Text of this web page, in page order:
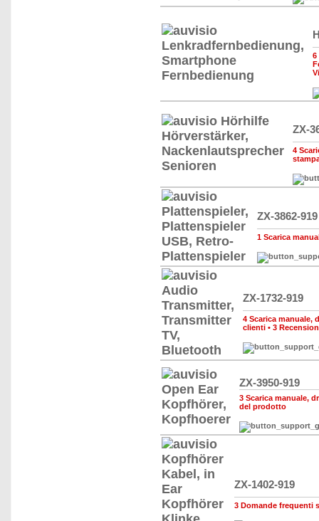
6
ZX-
4
ZX-3862-919
1 Scarica
ZX-1732-919
4 Scarica manuale,
clienti • 3
ZX-3950-919
3 Scarica manuale,
del prodotto
ZX-1402-919
3 Domande frequenti